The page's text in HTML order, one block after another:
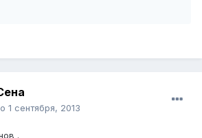
1 сентября, 2013
.